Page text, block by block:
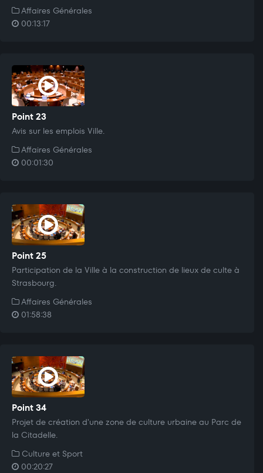
Affaires Générales
00:13:17
Point 23
Avis sur les emplois Ville.
Affaires Générales
00:01:30
Point 25
Participation de la Ville à la construction de lieux de culte à
Strasbourg.
Affaires Générales
01:58:38
Point 34
Projet de création d'une zone de culture urbaine au Parc de
la Citadelle.
Culture et Sport
00:20:27